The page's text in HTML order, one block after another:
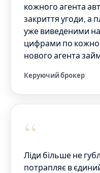
кожного агента
закриття угоди, а
уже виведеними
цифрами по
нового агента
Керуючий брокер
“
Ліди більше не
потрапляє в